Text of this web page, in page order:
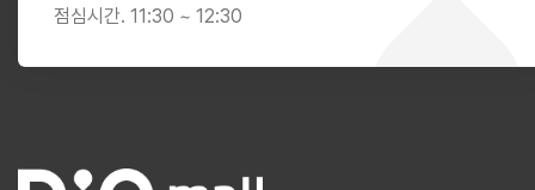
점심시간. 11:30 ~ 12:30